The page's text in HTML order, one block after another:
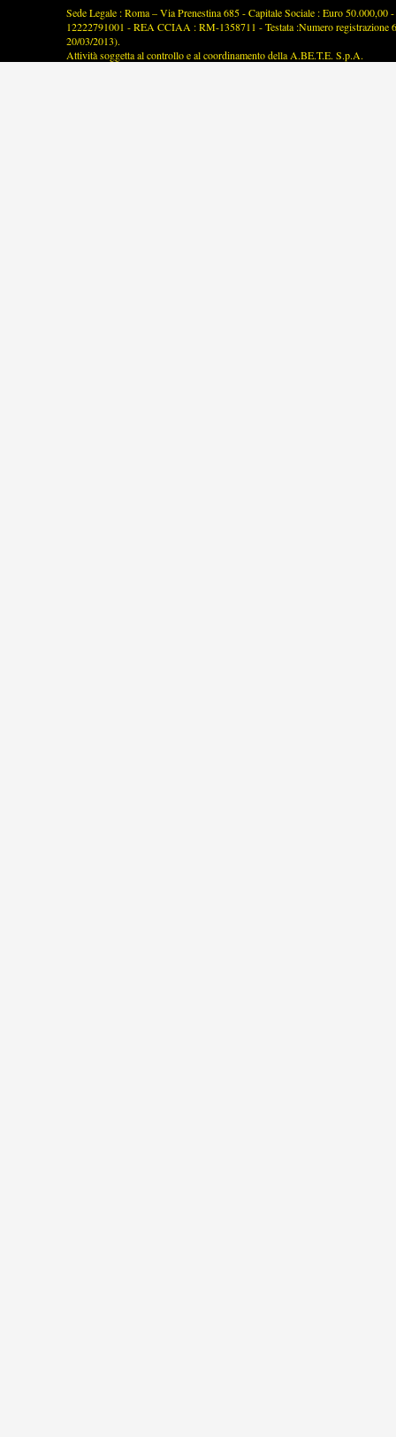
Sede Legale : Roma – Via Prenestina 685 - Capitale Sociale : Euro
12222791001 - REA CCIAA : RM-1358711 - Testata :Numero registrazione
20/03/2013).
Attività soggetta al controllo e al coordinamento della A.BE.T.E. S.p.A.